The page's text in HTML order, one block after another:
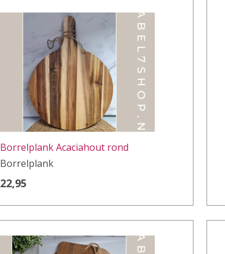
Borrelplank Acaciahout rond
Borrelplank
22,95